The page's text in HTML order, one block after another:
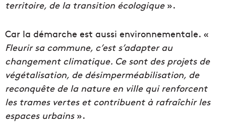
territoire, de la transition écologique».
Car la démarche est aussi environnementale. «
Fleurir sa commune, c’est s’adapter au
changement climatique. Ce sont des projets de
végétalisation, de désimperméabilisation, de
reconquête de la nature en ville qui renforcent
les trames vertes et contribuent à rafraîchir les
espaces urbains».